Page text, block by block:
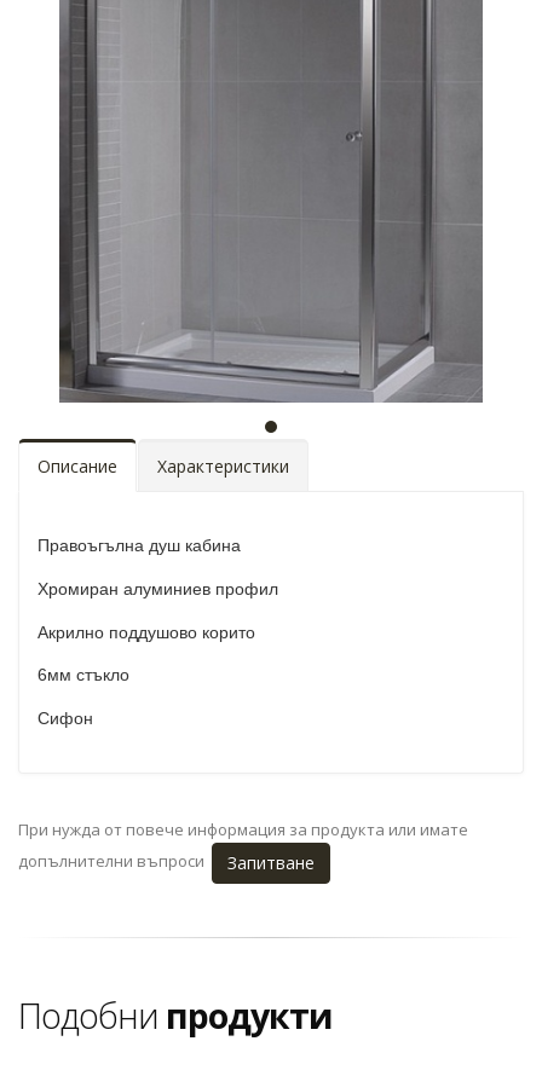
Описание Характеристики
Правоъгълна душ кабина
Хромиран алуминиев профил
Акрилно поддушово корито
6мм стъкло
Сифон
При нужда от повече информация за продукта или имате
допълнителни въпроси
Запитване
Подобни продукти